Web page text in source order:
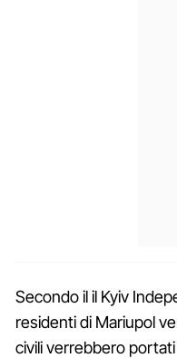
Secondo il il Kyiv
residenti di Mariupol
civili verrebbero